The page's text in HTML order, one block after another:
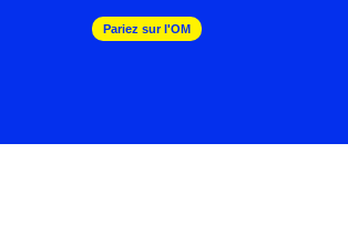
Pariez sur l'OM